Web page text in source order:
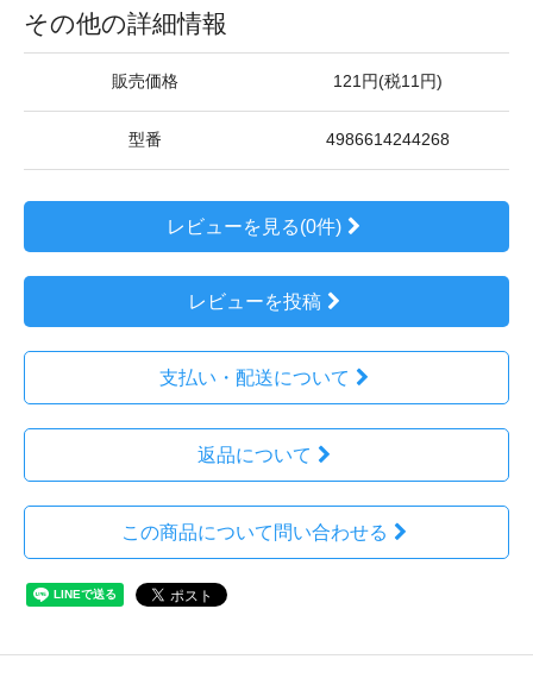
その他の詳細情報
販売価格 121円(税11円)
型番 4986614244268
レビューを見る(0件)
レビューを投稿
支払い・配送について
返品について
この商品について問い合わせる